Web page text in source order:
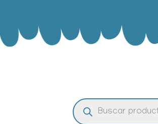
Búsqueda
de
productos